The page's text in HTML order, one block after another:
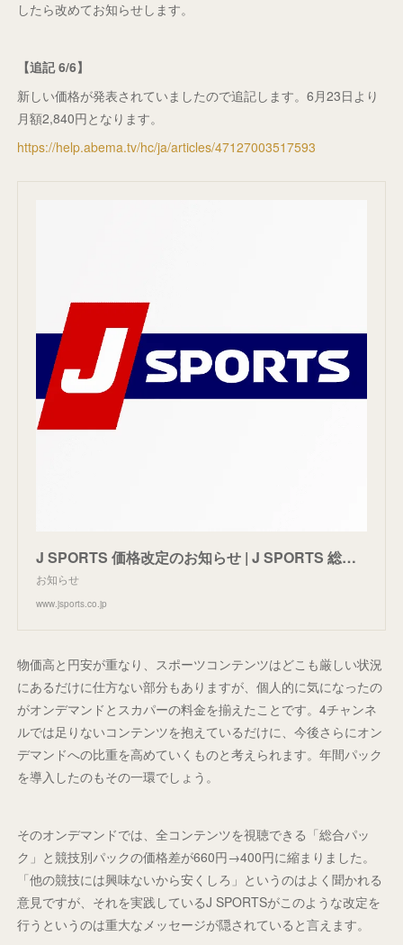
したら改めてお知らせします。
【追記 6/6】
新しい価格が発表されていましたので追記します。6月23日より
月額2,840円となります。
https://help.abema.tv/hc/ja/articles/47127003517593
J SPORTS 価格改定のお知らせ | J SPORTS 総合サイト【公式】
お知らせ
www.jsports.co.jp
物価高と円安が重なり、スポーツコンテンツはどこも厳しい状況
にあるだけに仕方ない部分もありますが、個人的に気になったの
がオンデマンドとスカパーの料金を揃えたことです。4チャンネ
ルでは足りないコンテンツを抱えているだけに、今後さらにオン
デマンドへの比重を高めていくものと考えられます。年間パック
を導入したのもその一環でしょう。
そのオンデマンドでは、全コンテンツを視聴できる「総合パッ
ク」と競技別パックの価格差が660円→400円に縮まりました。
「他の競技には興味ないから安くしろ」というのはよく聞かれる
意見ですが、それを実践しているJ SPORTSがこのような改定を
行うというのは重大なメッセージが隠されていると言えます。